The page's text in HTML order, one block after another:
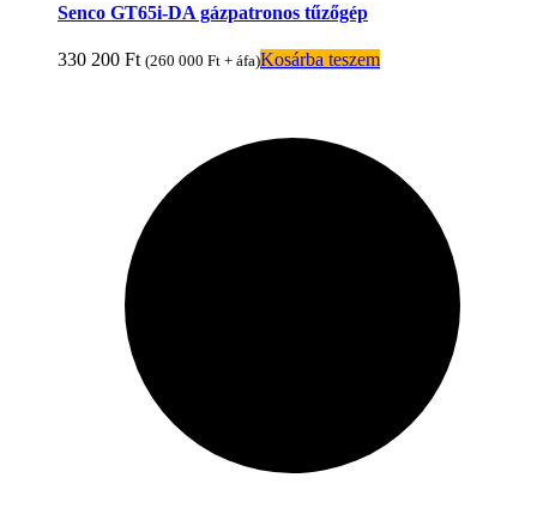
Senco GT65i-DA gázpatronos tűzőgép
330 200 Ft (260 000 Ft + áfa)Kosárba teszem